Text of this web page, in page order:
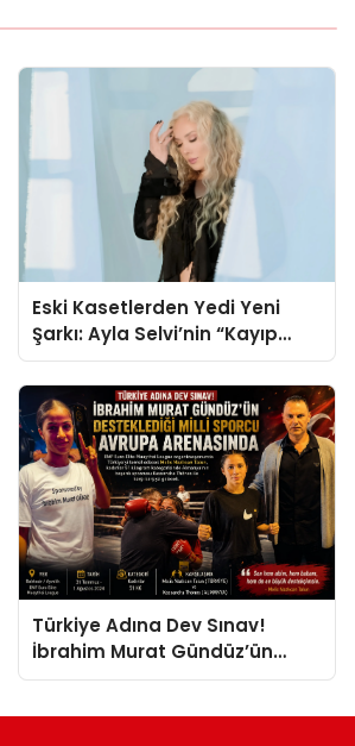
Eski Kasetlerden Yedi Yeni
Şarkı: Ayla Selvi’nin “Kayıp
Kasetler 1” Albümü 31
Temmuz’da Çıktı
Türkiye Adına Dev Sınav!
İbrahim Murat Gündüz’ün
Desteklediği Milli Sporcu